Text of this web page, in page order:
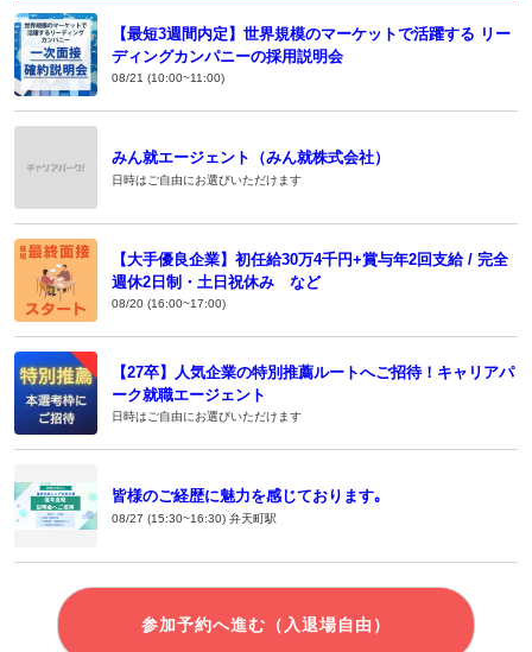
【最短3週間内定】世界規模のマーケットで活躍する リー
ディングカンパニーの採用説明会
08/21 (10:00~11:00)
みん就エージェント（みん就株式会社）
日時はご自由にお選びいただけます
【大手優良企業】初任給30万4千円+賞与年2回支給 / 完全
週休2日制・土日祝休み など
08/20 (16:00~17:00)
【27卒】人気企業の特別推薦ルートへご招待！キャリアパ
ーク就職エージェント
日時はご自由にお選びいただけます
皆様のご経歴に魅力を感じております｡
08/27 (15:30~16:30) 弁天町駅
参加予約へ進む（入退場自由）